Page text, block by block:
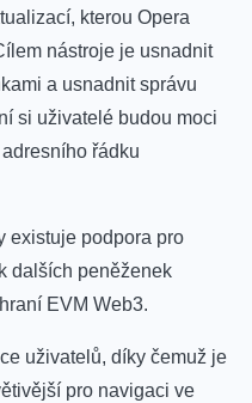
kterou Opera
nástroje je usnadnit
a usnadnit správu
si uživatelé budou moci
řádku
existuje podpora pro
dalších peněženek
EVM Web3.
uživatelů, díky čemuž je
pro navigaci ve